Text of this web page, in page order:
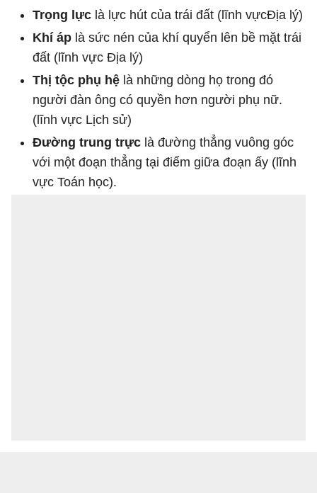
Trọng lực là lực hút của trái đất (lĩnh vựcĐịa lý)
Khí áp là sức nén của khí quyển lên bề mặt trái
đất (lĩnh vực Địa lý)
Thị tộc phụ hệ là những dòng họ trong đó
người đàn ông có quyền hơn người phụ nữ.
(lĩnh vực Lịch sử)
Đường trung trực là đường thẳng vuông góc
với một đoạn thẳng tại điểm giữa đoạn ấy (lĩnh
vực Toán học).